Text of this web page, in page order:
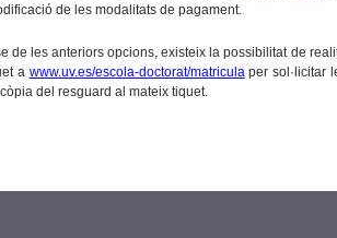
de les modalitats de pagament.
de les anteriors opcions, existeix la possibilitat de
a www.uv.es/escola-doctorat/matriculaper sol·licitar
del resguard al mateix tiquet.